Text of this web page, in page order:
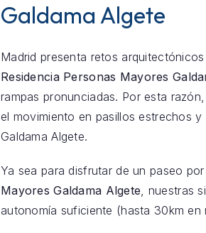
Galdama Algete
Madrid presenta retos
Residencia Personas Mayores
rampas pronunciadas. Por esta
el movimiento en pasillos estrechos
Galdama Algete.
Ya sea para disfrutar de un paseo
Mayores Galdama Algete , nuestras
autonomía suficiente (hasta 30km